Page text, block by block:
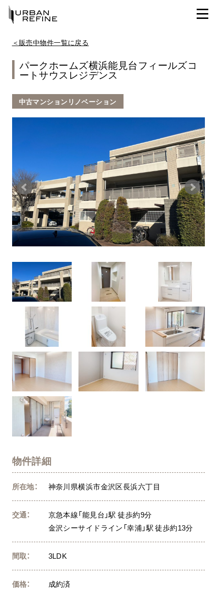
＜販売中物件一覧に戻る
パークホームズ横浜能見台フィールズコ
ートサウスレジデンス
中古マンションリノベーション
物件詳細
所在地： 神奈川県横浜市金沢区長浜六丁目
交通：
京急本線「能見台」駅 徒歩約9分
金沢シーサイドライン「幸浦」駅 徒歩約13分
間取： 3LDK
価格： 成約済